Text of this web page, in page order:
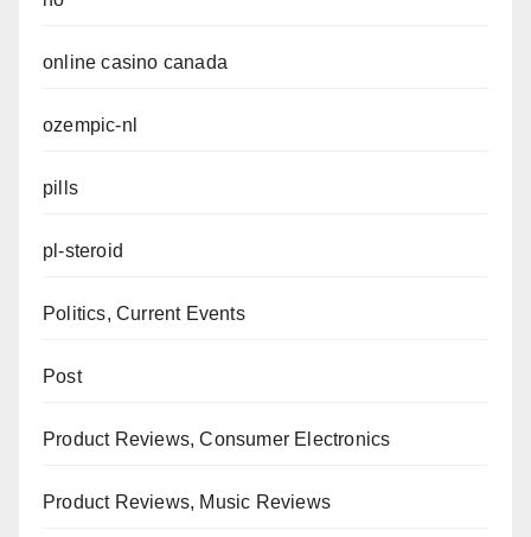
online casino canada
ozempic-nl
pills
pl-steroid
Politics, Current Events
Post
Product Reviews, Consumer Electronics
Product Reviews, Music Reviews